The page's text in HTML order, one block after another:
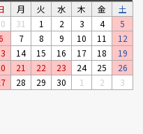
月 火 水 木 金
土
31 1 2 3 4
5
7 8 9 10 11
12
14 15 16 17 18
19
21 22 23 24 25
26
28 29 30 1 2 3